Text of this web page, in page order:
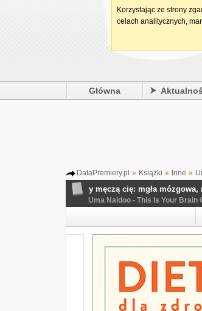
Główna
DataPremiery.pl » Książki » Inne »
Jak jeść, kiedy męczą cię: mgła
Uma Naidoo - This Is Your Brain
Korzystając ze strony
celach analitycznych,